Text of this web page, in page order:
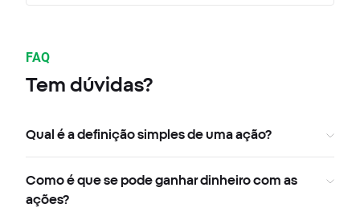
FAQ
Tem dúvidas?
Qual é a definição simples de uma ação?
Como é que se pode ganhar dinheiro com as
ações?